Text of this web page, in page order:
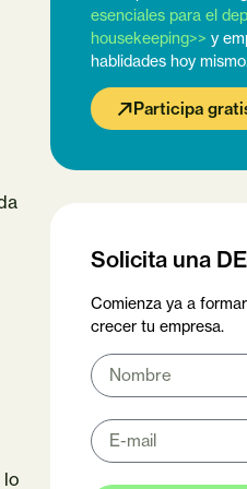
lo
esenciales para el
housekeeping>> y
hablidades hoy
Participa
Solicita una
Comienza ya a
crecer tu empresa.